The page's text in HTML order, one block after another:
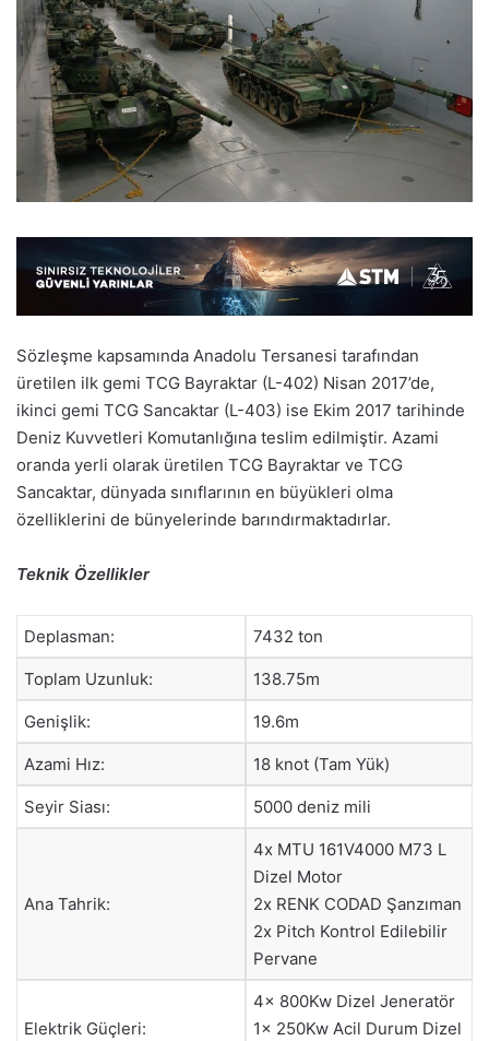
Sözleşme kapsamında Anadolu Tersanesi tarafından
üretilen ilk gemi TCG Bayraktar (L-402) Nisan 2017’de,
ikinci gemi TCG Sancaktar (L-403) ise Ekim 2017 tarihinde
Deniz Kuvvetleri Komutanlığına teslim edilmiştir. Azami
oranda yerli olarak üretilen TCG Bayraktar ve TCG
Sancaktar, dünyada sınıflarının en büyükleri olma
özelliklerini de bünyelerinde barındırmaktadırlar.
Teknik Özellikler
Deplasman: 7432 ton
Toplam Uzunluk: 138.75m
Genişlik: 19.6m
Azami Hız: 18 knot (Tam Yük)
Seyir Siası: 5000 deniz mili
Ana Tahrik:
4x MTU 161V4000 M73 L
Dizel Motor
2x RENK CODAD Şanzıman
2x Pitch Kontrol Edilebilir
Pervane
Elektrik Güçleri:
4x 800Kw Dizel Jeneratör
1x 250Kw Acil Durum Dizel